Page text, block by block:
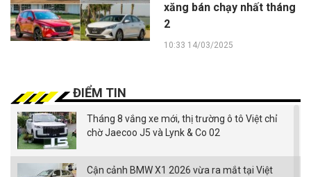
xăng bán chạy nhất tháng
2
10:33 14/03/2025
ĐIỂM TIN
Tháng 8 vắng xe mới, thị trường ô tô Việt chỉ
chờ Jaecoo J5 và Lynk & Co 02
Cận cảnh BMW X1 2026 vừa ra mắt tại Việt